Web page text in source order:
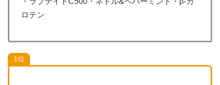
ロテン
1位